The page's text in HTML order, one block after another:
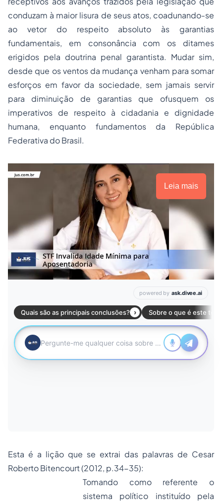
conduzam à maior lisura de seus atos, coadunando-se
ao vetor do respeito absoluto às garantias
fundamentais, em consonância com os ditames
erigidos pela doutrina penal garantista. Mudar sim,
desde que os ventos da mudança venham para somar
esforços em favor da sociedade, sem jamais servir
para diminuição de garantias que ofusquem os
imperativos de respeito à cidadania e dignidade
humana, enquanto fundamentos da República
Federativa do Brasil.
Leia mais
Esta é a lição que se extrai das palavras de Cesar
Roberto Bitencourt (2012, p.34-35):
Tomando como referente o
sistema político instituído pela